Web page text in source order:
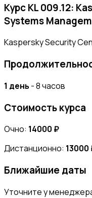
Курс KL 009.12:
Systems
Kaspersky Security
1 день - 8 часов
Стоимость курса
Очно: 14000 ₽
Дистанционно: 13000
Ближайшие даты
Уточните у